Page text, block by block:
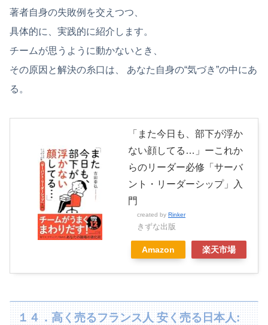
著者自身の失敗例を交えつつ、
具体的に、実践的に紹介します。
チームが思うように動かないとき、
その原因と解決の糸口は、 あなた自身の“気づき”の中にあ
る。
「また今日も、部下が浮か
ない顔してる…」ーこれか
らのリーダー必修「サーバ
ント・リーダーシップ」入
門
created by Rinker
きずな出版
Amazon 楽天市場
１４．高く売るフランス人 安く売る日本人: